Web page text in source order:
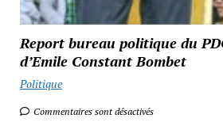
Report bureau politique du
d’Emile Constant Bombet
Politique
Commentaires sont désactivés